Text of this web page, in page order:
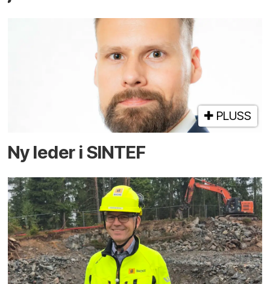
PLUSS
Ny leder i SINTEF